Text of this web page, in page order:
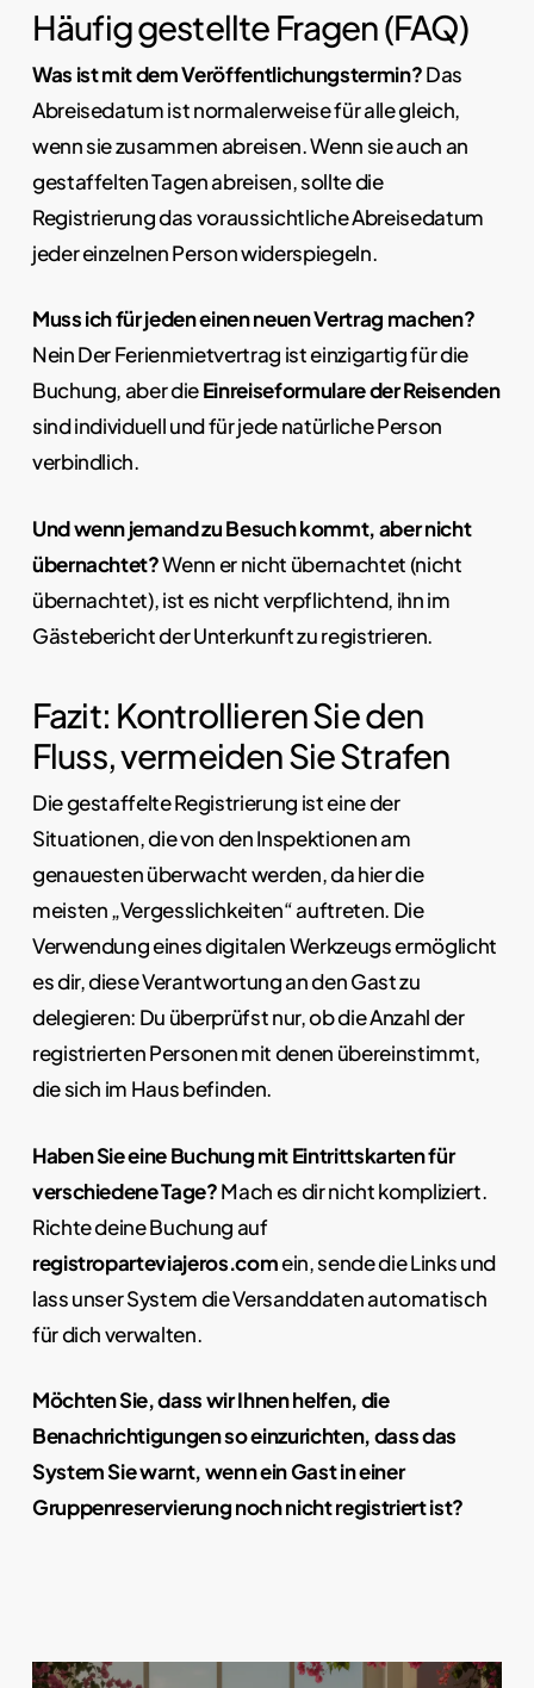
Häufig gestellte Fragen (FAQ)
Was ist mit dem Veröffentlichungstermin?Das
Abreisedatum ist normalerweise für alle gleich,
wenn sie zusammen abreisen. Wenn sie auch an
gestaffelten Tagen abreisen, sollte die
Registrierung das voraussichtliche Abreisedatum
jeder einzelnen Person widerspiegeln.
Muss ich für jeden einen neuen Vertrag machen?
Nein Der Ferienmietvertrag ist einzigartig für die
Buchung, aber dieEinreiseformulare der Reisenden
sind individuell und für jede natürliche Person
verbindlich.
Und wenn jemand zu Besuch kommt, aber nicht
übernachtet?Wenn er nicht übernachtet (nicht
übernachtet), ist es nicht verpflichtend, ihn im
Gästebericht der Unterkunft zu registrieren.
Fazit: Kontrollieren Sie den
Fluss, vermeiden Sie Strafen
Die gestaffelte Registrierung ist eine der
Situationen, die von den Inspektionen am
genauesten überwacht werden, da hier die
meisten „Vergesslichkeiten“ auftreten. Die
Verwendung eines digitalen Werkzeugs ermöglicht
es dir, diese Verantwortung an den Gast zu
delegieren: Du überprüfst nur, ob die Anzahl der
registrierten Personen mit denen übereinstimmt,
die sich im Haus befinden.
Haben Sie eine Buchung mit Eintrittskarten für
verschiedene Tage?Mach es dir nicht kompliziert.
Richte deine Buchung auf
registroparteviajeros.comein, sende die Links und
lass unser System die Versanddaten automatisch
für dich verwalten.
Möchten Sie, dass wir Ihnen helfen, die
Benachrichtigungen so einzurichten, dass das
System Sie warnt, wenn ein Gast in einer
Gruppenreservierung noch nicht registriert ist?